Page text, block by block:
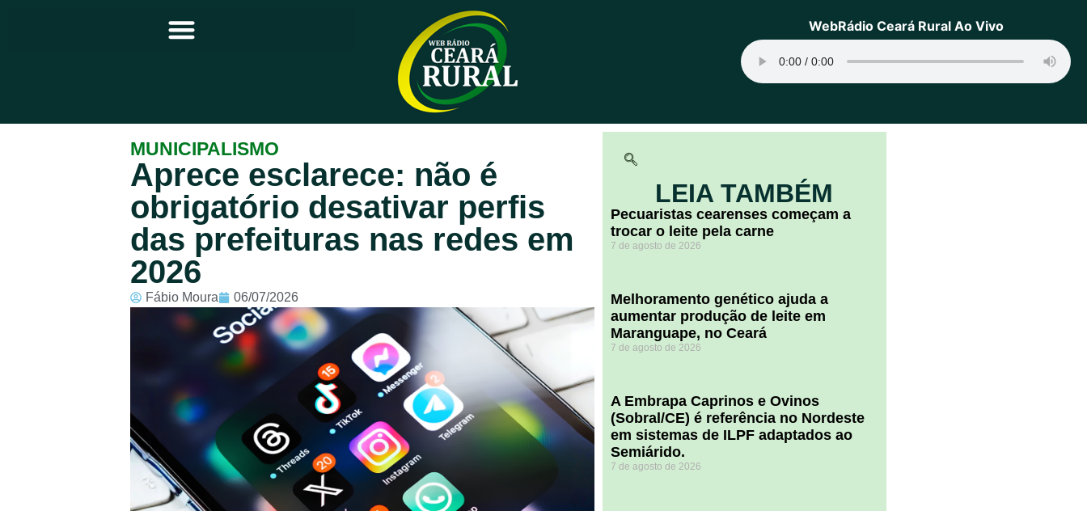
Principal
Notícias
Programação
Equipe
Contato
Sobre
WebRádio Ceará Rural Ao Vivo
MUNICIPALISMO
Aprece esclarece: não é
obrigatório desativar perfis
das prefeituras nas redes em
2026
Fábio Moura 06/07/2026
LEIA TAMBÉM
Pecuaristas cearenses começam a
trocar o leite pela carne
7 de agosto de 2026
Melhoramento genético ajuda a
aumentar produção de leite em
Maranguape, no Ceará
7 de agosto de 2026
A Embrapa Caprinos e Ovinos
(Sobral/CE) é referência no Nordeste
em sistemas de ILPF adaptados ao
Semiárido.
7 de agosto de 2026